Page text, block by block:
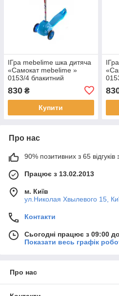
ІГра mebelime шка дитяча
«Самокат mebelime »
0153/4 блакитний
830 ₴
Купити
Про нас
90% позитивних з 65 відгуків
Працює з 13.02.2013
м. Київ
ул.Николая Хвылевого 15,
Контакти
Сьогодні працює з 09:00
Показати весь графік
Про нас